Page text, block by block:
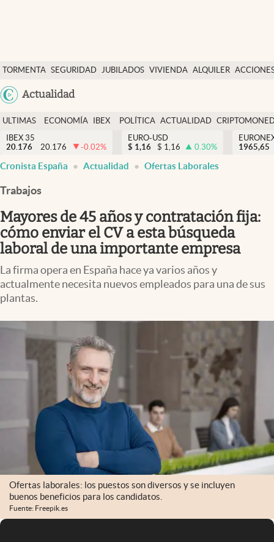
TORMENTA SEGURIDAD JUBILADOS VIVIENDA ALQUILER
USA
Actualidad
Economía y finanzas
Política
Actualidad
Criptomonedas
España
ULTIMAS
NOTICIAS
ECONOMÍA
FINANZAS
IBEX
EURO
POLÍTICA ACTUALIDAD
IBEX 35
20.176
20.176 -0.02%
EURO-USD
$ 1,16 $ 1,16 0.30%
1965,65
Cronista España Actualidad Ofertas Laborales
Trabajos
Mayores de 45 años y contratación fija:
cómo enviar el CV a esta búsqueda
laboral de una importante empresa
La firma opera en España hace ya varios años y
actualmente necesita nuevos empleados para una de sus
plantas.
Ofertas laborales: los puestos son diversos y se incluyen
buenos beneficios para los candidatos.
Fuente: Freepik.es